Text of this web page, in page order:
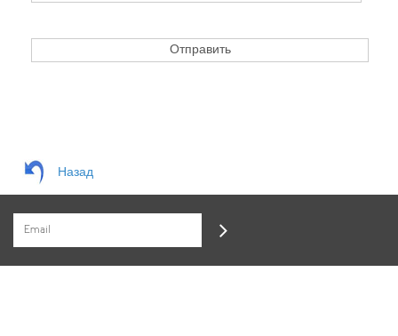
Назад